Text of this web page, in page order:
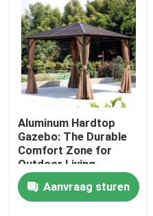
Huis
Aluminum Hardtop
Gazebo: The Durable
Comfort Zone for
Outdoor Living
Aanvraag sturen